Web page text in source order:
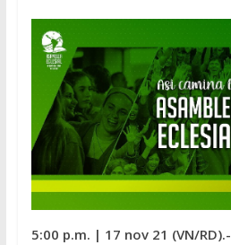
5:00 p.m. | 17 nov 21 (VN/RD).-